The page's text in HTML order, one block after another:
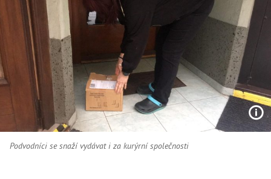
Podvodníci se snaží vydávat i za kurýrní společnosti